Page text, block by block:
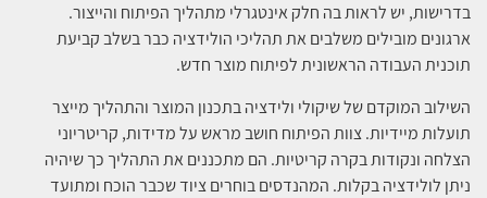
בדרישות, יש לראות בה חלק אינטגרלי מתהליך הפיתוח והייצור.
ארגונים מובילים משלבים את תהליכי הולידציה כבר בשלב קביעת
תוכנית העבודה הראשונית לפיתוח מוצר חדש.
השילוב המוקדם של שיקולי ולידציה בתכנון המוצר והתהליך מייצר
תועלות מיידיות. צוות הפיתוח חושב מראש על מדידות, קריטריוני
הצלחה ונקודות בקרה קריטיות. הם מתכננים את התהליך כך שיהיה
ניתן לולידציה בקלות. המהנדסים בוחרים ציוד שכבר הוכח ומתועד